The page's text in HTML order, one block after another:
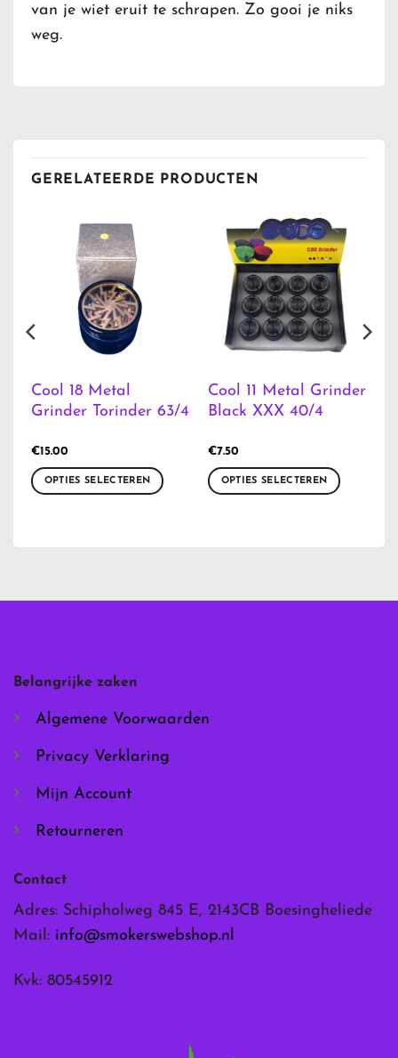
van je wiet eruit te schrapen. Zo gooi je niks
weg.
GERELATEERDE PRODUCTEN
Cool 18 Metal
Grinder Torinder 63/4
€15.00
OPTIES SELECTEREN
op
de
productpagina
Cool 11 Metal Grinder
Black XXX 40/4
€7.50
OPTIES SELECTEREN
Belangrijke zaken
Algemene Voorwaarden
Privacy Verklaring
Mijn Account
Retourneren
Contact
Adres: Schipholweg 845 E, 2143CB Boesingheliede
Mail: info@smokerswebshop.nl
Kvk: 80545912